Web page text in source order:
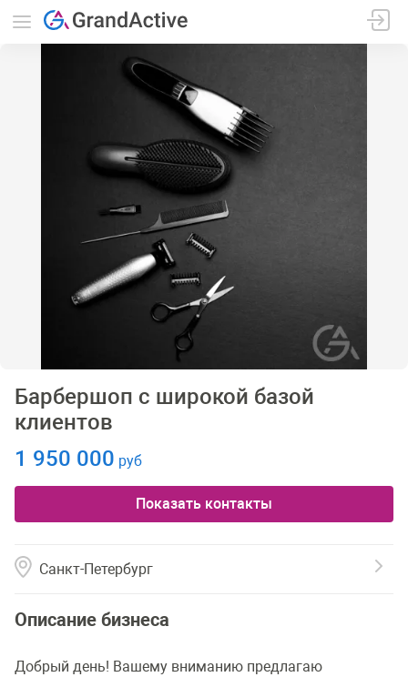
Барбершоп с широкой базой
клиентов
1 950 000 руб
Показать контакты
Санкт-Петербург
Описание бизнеса
Добрый день! Вашему вниманию предлагаю